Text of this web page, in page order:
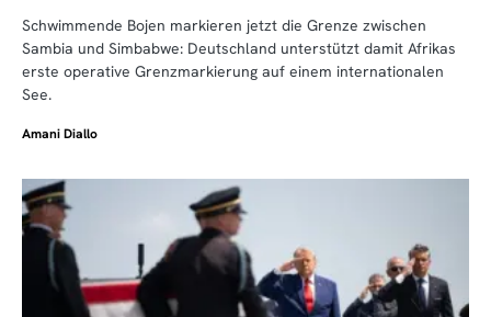
Schwimmende Bojen markieren jetzt die Grenze zwischen
Sambia und Simbabwe: Deutschland unterstützt damit Afrikas
erste operative Grenzmarkierung auf einem internationalen
See.
Amani Diallo